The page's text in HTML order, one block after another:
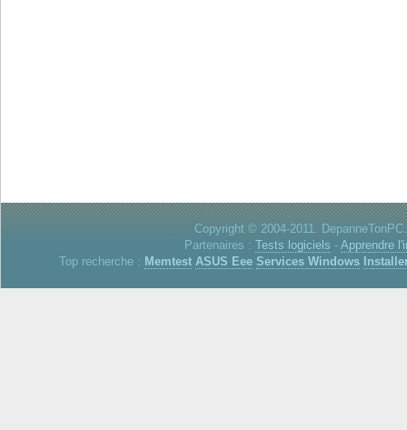
Copyright © 2004-2011.
Partenaires : Tests logiciels - Apprendre
Top recherche : Memtest ASUS Eee Services Windows